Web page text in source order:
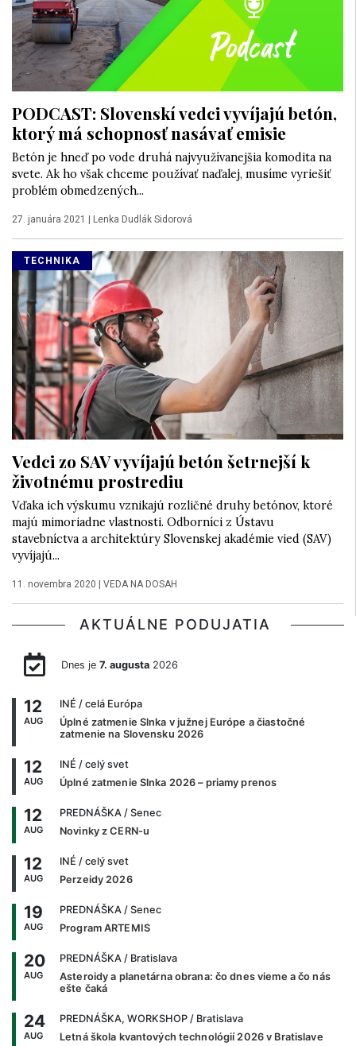
PODCAST: Slovenskí vedci vyvíjajú betón,
ktorý má schopnosť nasávať emisie
Betón je hneď po vode druhá najvyužívanejšia komodita na
svete. Ak ho však chceme používať naďalej, musíme vyriešiť
problém obmedzených...
27. januára 2021 Lenka Dudlák Sidorová
TECHNIKA
Vedci zo SAV vyvíjajú betón šetrnejší k
životnému prostrediu
Vďaka ich výskumu vznikajú rozličné druhy betónov, ktoré
majú mimoriadne vlastnosti. Odborníci z Ústavu
stavebníctva a architektúry Slovenskej akadémie vied (SAV)
vyvíjajú...
11. novembra 2020 | VEDA NA DOSAH
AKTUÁLNE PODUJATIA
Dnes je 7. augusta2026
12
AUG
INÉ / celá Európa
Úplné zatmenie Slnka v južnej Európe a čiastočné
zatmenie na Slovensku 2026
12
AUG
INÉ / celý svet
Úplné zatmenie Slnka 2026 – priamy prenos
12
AUG
PREDNÁŠKA / Senec
Novinky z CERN-u
12
AUG
INÉ / celý svet
Perzeidy 2026
19
AUG
PREDNÁŠKA / Senec
Program ARTEMIS
20
AUG
PREDNÁŠKA / Bratislava
Asteroidy a planetárna obrana: čo dnes vieme a čo nás
ešte čaká
24
AUG
PREDNÁŠKA, WORKSHOP / Bratislava
Letná škola kvantových technológií 2026 v Bratislave